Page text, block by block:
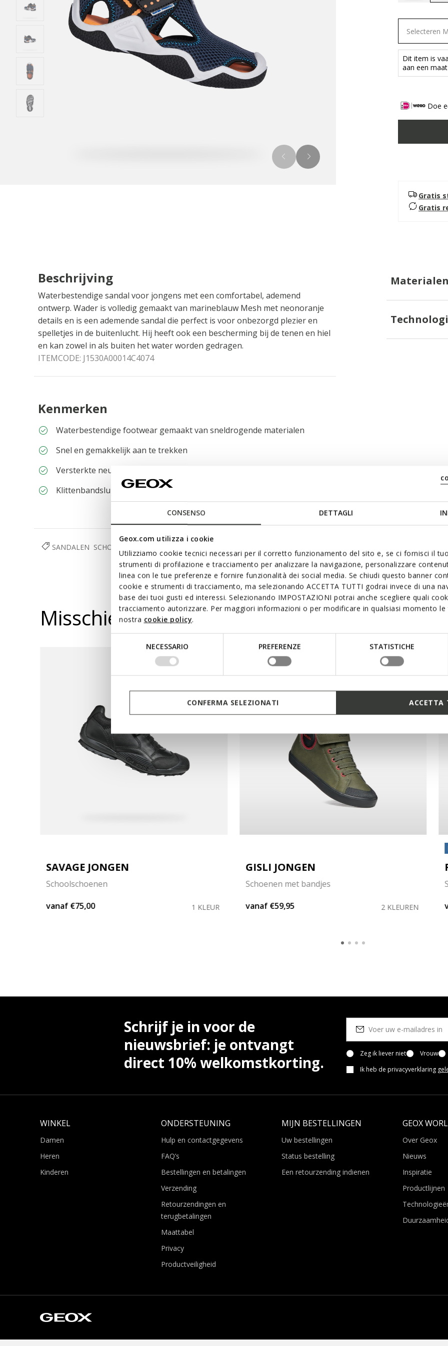
CONSENSO DETTAGLI
Geox.com utilizza i cookie
Utilizziamo cookie tecnici necessari per il corretto funzionamento del sito e, se ci fornisci il
strumenti di profilazione e tracciamento per analizzare la navigazione, personalizzare
linea con le tue preferenze e fornire funzionalità dei social media. Se chiudi questo banner
cookie e strumenti di tracciamento, ma selezionando ACCETTA TUTTI godrai invece di una
base dei tuoi gusti ed interessi. Selezionando IMPOSTAZIONI potrai anche scegliere quali
tracciamento autorizzare. Per maggiori informazioni o per modificare in qualsiasi momento
nostra cookie policy.
NECESSARIO PREFERENZE STATISTICHE
CONFERMA SELEZIONATI ACCETTA
Selecteren
Dit item is
aan een
Doe
Gratis
Gratis
Beschrijving
Waterbestendige sandal voor jongens met een comfortabel, ademend
ontwerp. Wader is volledig gemaakt van marineblauw Mesh met neonoranje
details en is een ademende sandal die perfect is voor onbezorgd plezier en
spelletjes in de buitenlucht. Hij heeft ook een bescherming bij de tenen en hiel
en kan zowel in als buiten het water worden gedragen.
ITEMCODE: J1530A00014C4074
Kenmerken
Waterbestendige footwear gemaakt van sneldrogende materialen
Snel en gemakkelijk aan te trekken
Versterkte neus en hiel
Klittenbandsluiting
Materialen
SANDALEN SCHOENEN
Misschien vindt u dit ook leuk Onlangs
SAVAGE JONGEN
Schoolschoenen
vanaf€75,00 1 KLEUR
GISLI JONGEN
Schoenen met bandjes
vanaf€59,95 2 KLEUREN
Schrijf je in voor de
nieuwsbrief: je ontvangt
direct 10% welkomstkorting.
Zeg ik liever niet Vrouw
Ik heb de privacyverklaring
WINKEL
Damen
Heren
Kinderen
ONDERSTEUNING
Hulp en contactgegevens
FAQ’s
Bestellingen en betalingen
Verzending
Retourzendingen en
terugbetalingen
Maattabel
Privacy
Productveiligheid
MIJN BESTELLINGEN
Uw bestellingen
Status bestelling
Een retourzending indienen
GEOX
Over Geox
Nieuws
Inspiratie
Productlijnen